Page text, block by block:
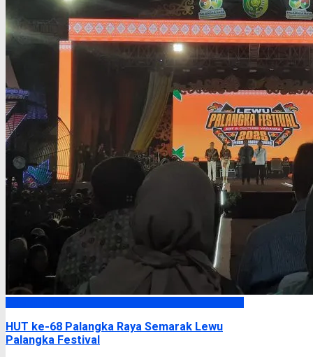
HUT ke-68 Palangka Raya Semarak Lewu
Palangka Festival